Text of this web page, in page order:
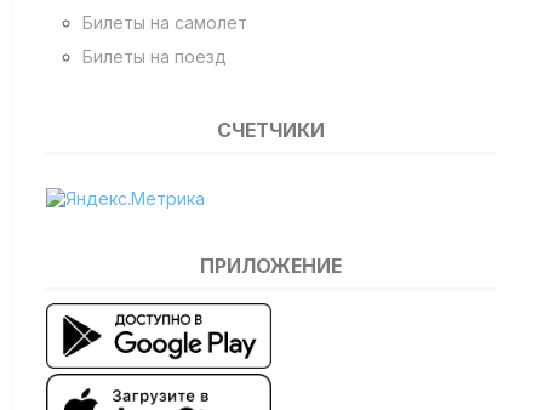
Билеты на самолет
Билеты на поезд
СЧЕТЧИКИ
ПРИЛОЖЕНИЕ